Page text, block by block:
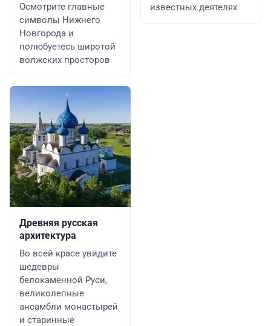
Осмотрите главные
символы Нижнего
Новгорода и
полюбуетесь широтой
волжских просторов
Древняя русская
архитектура
Во всей красе увидите
шедевры
белокаменной Руси,
великолепные
ансамбли монастырей
и старинные
известных деятелях